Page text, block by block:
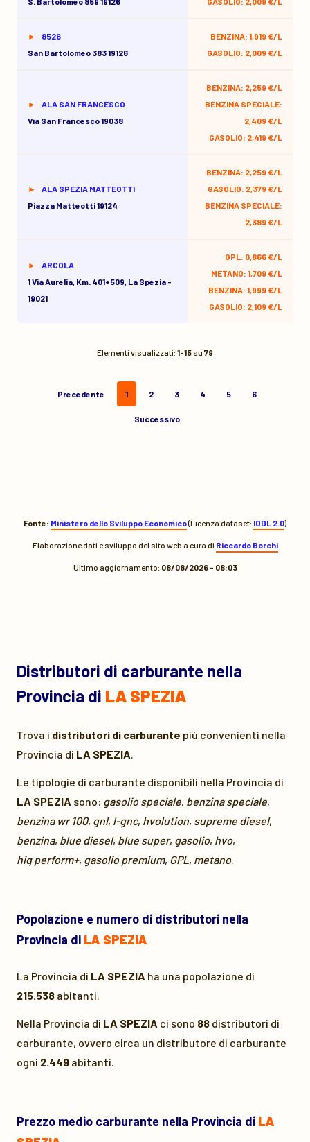
8526
San Bartolomeo 383 19126
BENZINA: 1,919 €/L
GASOLIO: 2,009 €/L
ALA SAN FRANCESCO
Via San Francesco 19038
BENZINA: 2,259 €/L
BENZINA SPECIALE:
2,409 €/L
GASOLIO: 2,419 €/L
ALA SPEZIA MATTEOTTI
Piazza Matteotti 19124
BENZINA: 2,259 €/L
GASOLIO: 2,379 €/L
BENZINA SPECIALE:
2,389 €/L
ARCOLA
1 Via Aurelia, Km. 401+509, La Spezia -
19021
GPL: 0,866 €/L
METANO: 1,709 €/L
BENZINA: 1,999 €/L
GASOLIO: 2,109 €/L
Elementi visualizzati: 1-15su 79
Precedente 1 2 3 4 5 6
Successivo
Fonte: Ministero dello Sviluppo Economico(Licenza dataset: IODL 2.0)
Elaborazione dati e sviluppo del sito web a cura di Riccardo Borchi
Ultimo aggiornamento: 08/08/2026 - 08:03
Distributori di carburante nella
Provincia di LA SPEZIA
Trova i distributori di carburante più convenienti nella
Provincia di LA SPEZIA.
Le tipologie di carburante disponibili nella Provincia di
LA SPEZIA sono: gasolio speciale, benzina speciale,
benzina wr 100, gnl, l-gnc, hvolution, supreme diesel,
benzina, blue diesel, blue super, gasolio, hvo,
hiq perform+, gasolio premium, GPL, metano.
Popolazione e numero di distributori nella
Provincia di LA SPEZIA
La Provincia di LA SPEZIA ha una popolazione di
215.538 abitanti.
Nella Provincia di LA SPEZIA ci sono 88 distributori di
carburante, ovvero circa un distributore di carburante
ogni 2.449 abitanti.
Prezzo medio carburante nella Provincia di LA